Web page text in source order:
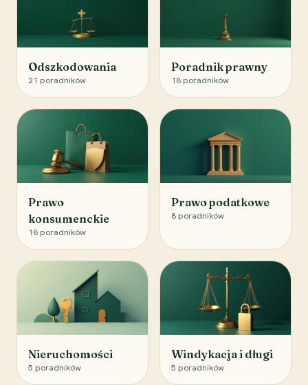
Odszkodowania
21 poradników
Poradnik prawny
18 poradników
Prawo
konsumenckie
18 poradników
Prawo podatkowe
8 poradników
Nieruchomości
5 poradników
Windykacja i długi
5 poradników